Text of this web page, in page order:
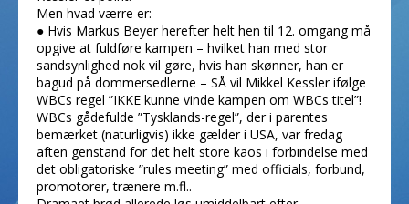
Men hvad værre er:
● Hvis Markus Beyer herefter helt hen til 12. omgang må
opgive at fuldføre kampen – hvilket han med stor
sandsynlighed nok vil gøre, hvis han skønner, han er
bagud på dommersedlerne – SÅ vil Mikkel Kessler ifølge
WBCs regel ”IKKE kunne vinde kampen om WBCs titel”!
WBCs gådefulde ”Tysklands-regel”, der i parentes
bemærket (naturligvis) ikke gælder i USA, var fredag
aften genstand for det helt store kaos i forbindelse med
det obligatoriske ”rules meeting” med officials, forbund,
promotorer, trænere m.fl..